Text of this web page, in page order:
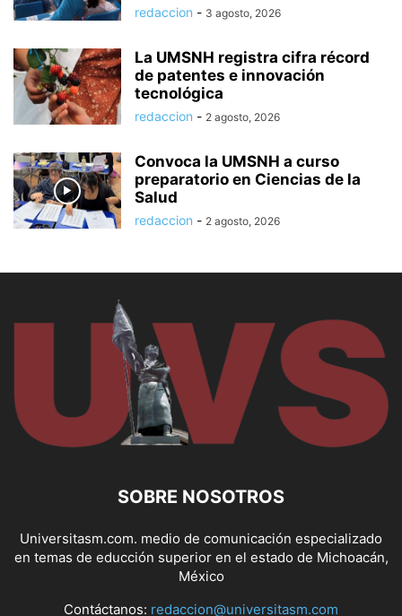
redaccion - 3 agosto, 2026
La UMSNH registra cifra récord
de patentes e innovación
tecnológica
redaccion - 2 agosto, 2026
Convoca la UMSNH a curso
preparatorio en Ciencias de la
Salud
redaccion - 2 agosto, 2026
SOBRE NOSOTROS
Universitasm.com. medio de comunicación especializado
en temas de educción superior en el estado de Michoacán,
México
Contáctanos: redaccion@universitasm.com